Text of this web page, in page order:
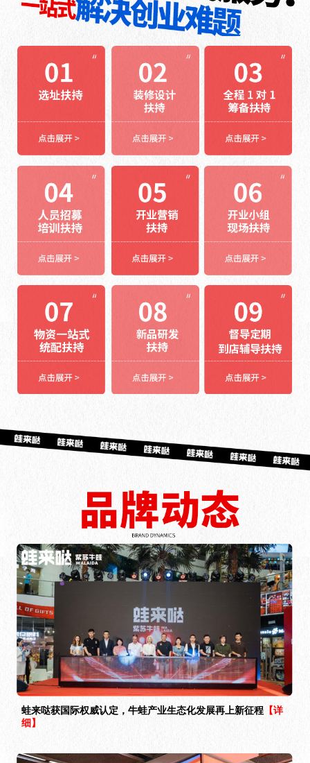
蛙来哒获国际权威认定，牛蛙产业生态化发展再上新征程 【详
细】